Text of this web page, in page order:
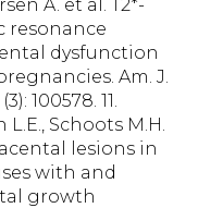
A. et al. T2*-
resonance
dysfunction
Am. J.
100578. 11.
Schoots M.H.
lesions in
with and
growth